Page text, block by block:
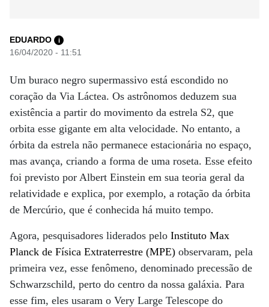
EDUARDO i
16/04/2020 - 11:51
Um buraco negro supermassivo está escondido no
coração da Via Láctea. Os astrônomos deduzem sua
existência a partir do movimento da estrela S2, que
orbita esse gigante em alta velocidade. No entanto, a
órbita da estrela não permanece estacionária no espaço,
mas avança, criando a forma de uma roseta. Esse efeito
foi previsto por Albert Einstein em sua teoria geral da
relatividade e explica, por exemplo, a rotação da órbita
de Mercúrio, que é conhecida há muito tempo.
Agora, pesquisadores liderados pelo Instituto Max
Planck de Física Extraterrestre (MPE) observaram, pela
primeira vez, esse fenômeno, denominado precessão de
Schwarzschild, perto do centro da nossa galáxia. Para
esse fim, eles usaram o Very Large Telescope do